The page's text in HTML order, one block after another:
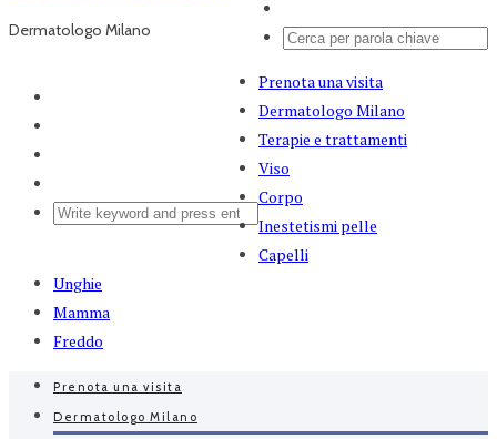
Dermatologo Milano
Prenota una visita
Dermatologo Milano
Terapie e trattamenti
Viso
Corpo
Inestetismi pelle
Capelli
Unghie
Mamma
Freddo
Prenota una visita
Dermatologo Milano